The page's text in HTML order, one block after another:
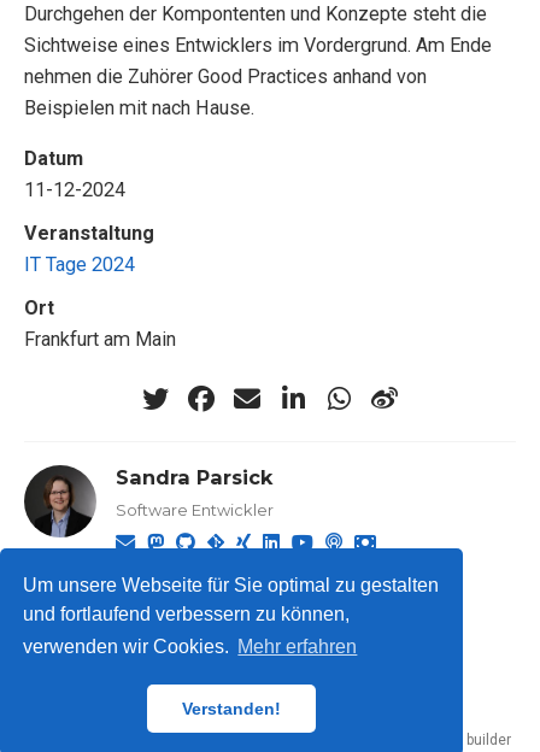
Um unsere Webseite für Sie optimal zu gestalten
und fortlaufend verbessern zu können,
verwenden wir Cookies. Mehr erfahren
Verstanden!
Durchgehen der Kompontenten und Konzepte steht die
Sichtweise eines Entwicklers im Vordergrund. Am Ende
nehmen die Zuhörer Good Practices anhand von
Beispielen mit nach Hause.
Datum
11-12-2024
Veranstaltung
IT Tage 2024
Ort
Frankfurt am Main
Sandra Parsick
Software Entwickler
© 2026 Sandra Parsick.
website builder